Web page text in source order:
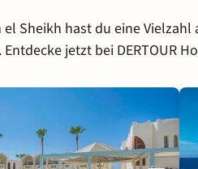
el Sheikh hast du eine
jetzt bei DERTOUR